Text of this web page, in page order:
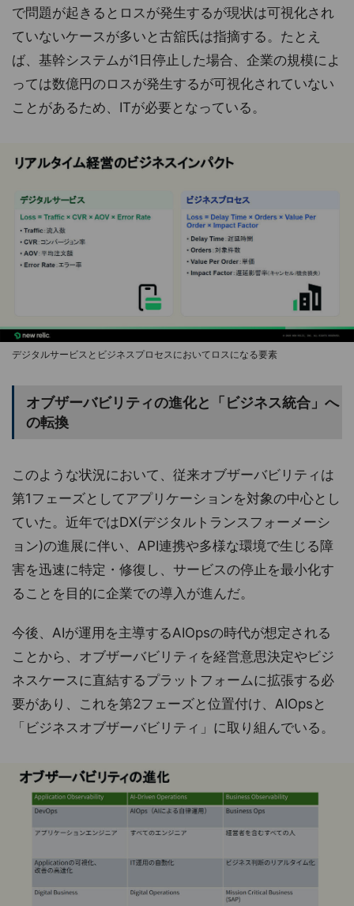
で問題が起きるとロスが発生するが現状は可視化され
ていないケースが多いと古舘氏は指摘する。たとえ
ば、基幹システムが1日停止した場合、企業の規模によ
っては数億円のロスが発生するが可視化されていない
ことがあるため、ITが必要となっている。
デジタルサービスとビジネスプロセスにおいてロスになる要素
オブザーバビリティの進化と「ビジネス統合」へ
の転換
このような状況において、従来オブザーバビリティは
第1フェーズとしてアプリケーションを対象の中心とし
ていた。近年ではDX(デジタルトランスフォーメーシ
ョン)の進展に伴い、API連携や多様な環境で生じる障
害を迅速に特定・修復し、サービスの停止を最小化す
ることを目的に企業での導入が進んだ。
今後、AIが運用を主導するAIOpsの時代が想定される
ことから、オブザーバビリティを経営意思決定やビジ
ネスケースに直結するプラットフォームに拡張する必
要があり、これを第2フェーズと位置付け、AIOpsと
「ビジネスオブザーバビリティ」に取り組んでいる。